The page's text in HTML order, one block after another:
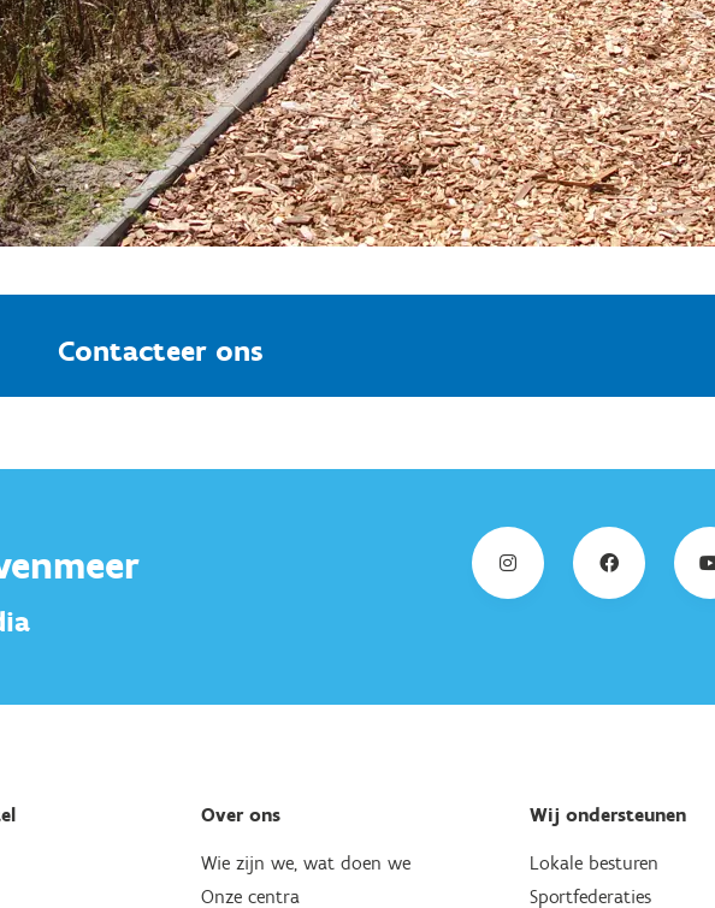
Contacteer ons
Over ons
Wie zijn we, wat doen we
Onze centra
Wij ondersteunen
Lokale besturen
Sportfederaties